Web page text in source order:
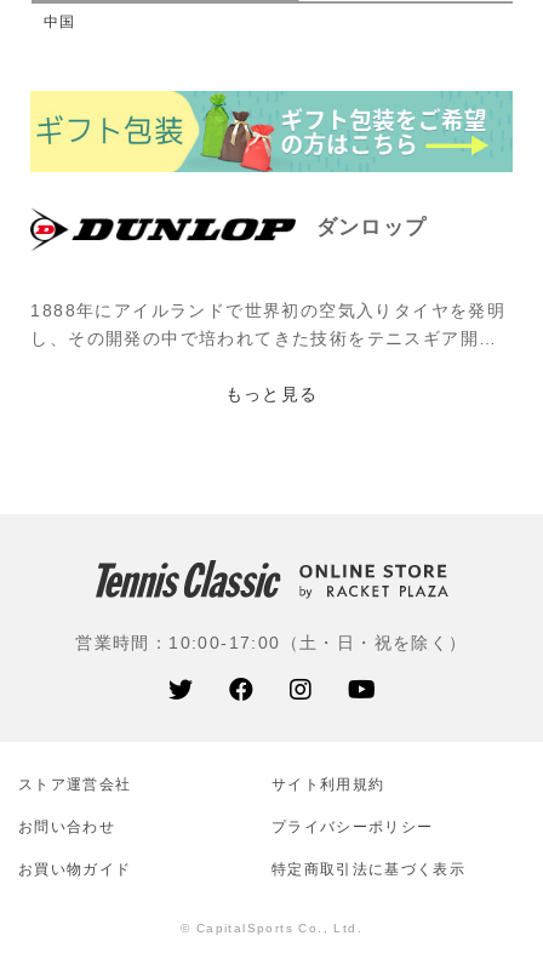
中国
ダンロップ
1888年にアイルランドで世界初の空気入りタイヤを発明
し、その開発の中で培われてきた技術をテニスギア開発
の生産をスタートさせ、1961年よりテニスボール『ダン
ック・ドレイパー(イギリス)、土居美咲(ミキハウス)、上
地結衣(三井住友銀行)、アニーク・ファンクート(オラン
ダ)、菅野浩二(リクルート)ほか
もっと見る
営業時間：10:00-17:00（土・日・祝を除く）
ストア運営会社 サイト利⽤規約
お問い合わせ プライバシーポリシー
お買い物ガイド 特定商取引法に基づく表示
© CapitalSports Co., Ltd.